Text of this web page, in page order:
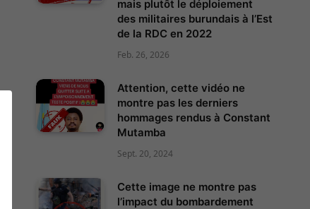
mais plutôt le déploiement
des militaires burundais à l’Est
de la RDC en 2022
Feb. 26, 2026
Attention, cette vidéo ne
montre pas les derniers
hommages rendus à Constant
Mutamba
Sept. 20, 2024
Cette image ne montre pas
l’impact du bombardement